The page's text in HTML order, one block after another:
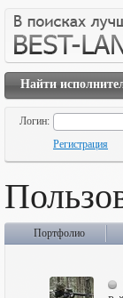
Найти
Логин:
Регистрация
Портфолио